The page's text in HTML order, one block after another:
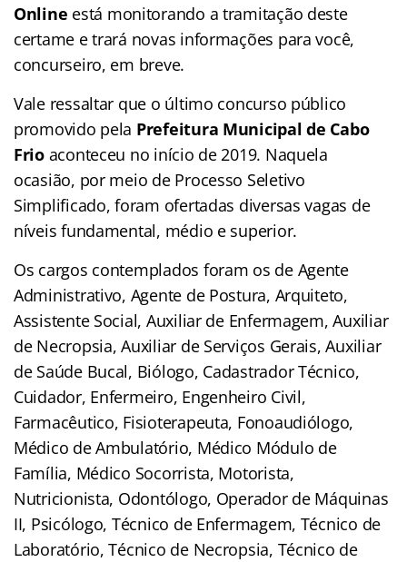
Online está monitorando a tramitação deste
certame e trará novas informações para você,
concurseiro, em breve.
Vale ressaltar que o último concurso público
promovido pela Prefeitura Municipal de Cabo
Frioaconteceu no início de 2019. Naquela
ocasião, por meio de Processo Seletivo
Simplificado, foram ofertadas diversas vagas de
níveis fundamental, médio e superior.
Os cargos contemplados foram os de Agente
Administrativo, Agente de Postura, Arquiteto,
Assistente Social, Auxiliar de Enfermagem, Auxiliar
de Necropsia, Auxiliar de Serviços Gerais, Auxiliar
de Saúde Bucal, Biólogo, Cadastrador Técnico,
Cuidador, Enfermeiro, Engenheiro Civil,
Farmacêutico, Fisioterapeuta, Fonoaudiólogo,
Médico de Ambulatório, Médico Módulo de
Família, Médico Socorrista, Motorista,
Nutricionista, Odontólogo, Operador de Máquinas
II, Psicólogo, Técnico de Enfermagem, Técnico de
Laboratório, Técnico de Necropsia, Técnico de